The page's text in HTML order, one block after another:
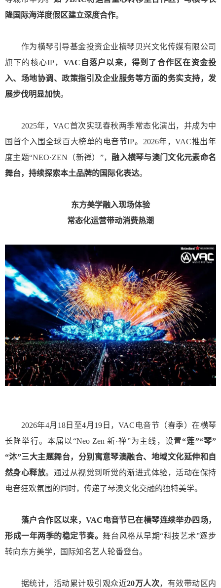
隆国际海洋度假区建立深度合作。
作为横琴引导基金投资企业横琴贝兴文化传媒有限公司
旗下的核心IP， VAC自落户以来，得到了合作区在资金投
入、场地协调、政策指引及企业服务等方面的务实支持，发
展步伐明显加快。
2025年，VAC首次实现春秋两季常态化演出，并成为中
国首个入围全球百大榜单的电音节IP。2026年，VAC推出年
度主题“NEO·ZEN（新禅）”， 融入横琴与澳门文化元素命名
舞台，持续探索本土品牌的国际化表达。
东方美学融入现场体验
常态化运营带动消费热潮
2026年4月18日至4月19日，VAC电音节（春季）在横琴
长隆举行。本届以“Neo Zen 新·禅”为主线，设置“莲”“琴”
“沐”三大主题舞台，分别寓意琴澳融合、地域文化延伸和自
然身心释放。通过从视觉到听觉的渐进式体验，活动在保持
电音狂欢氛围的同时，传递了琴澳文化交融的独特美学。
落户合作区以来，VAC电音节已在横琴连续举办四场，
形成一年两季的稳定节奏。舞台风格从早期“科技艺术”逐步
转向东方美学，国际知名艺人轮番登台。
据统计，活动累计吸引观众近20万人次，有效带动区内